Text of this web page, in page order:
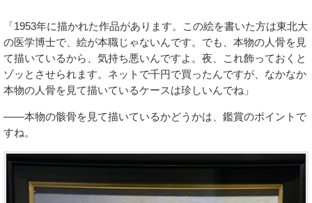
「1953年に描かれた作品があります。この絵を書いた方は東北大
の医学博士で、絵が本職じゃないんです。でも、本物の人骨を見
て描いているから、気持ち悪いんですよ。夜、これ飾っておくと
ゾッとさせられます。ネットで千円で買ったんですが、なかなか
本物の人骨を見て描いているケースは珍しいんでね」
――本物の骸骨を見て描いているかどうかは、鑑賞のポイントで
すね。